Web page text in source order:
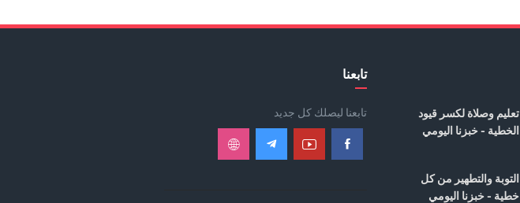
تعليم وصلاة لكسر قيود
الخطية - خبزنا اليومي
التوبة والتطهير من كل
خطية - خبزنا اليومي
تابعنا
تابعنا ليصلك كل جديد